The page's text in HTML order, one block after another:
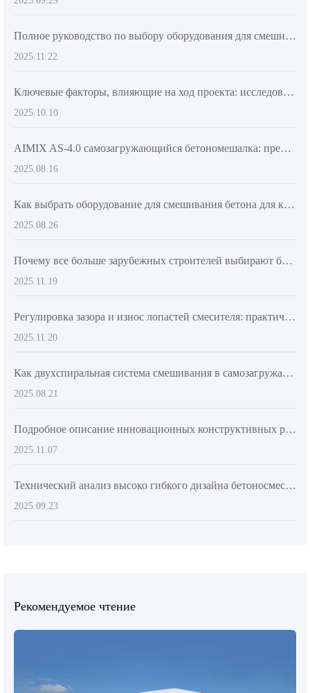
Полное руководство по выбору оборудования для смешивания бетона для частных домов в деревне: практическое пособие по повышению эффективности строительства
2025.11.22
Ключевые факторы, влияющие на ход проекта: исследование в отрасли о гибкости и эффективности выгрузки бетономешалок
2025.10.10
AIMIX AS-4.0 самозагружающийся бетономешалка: преимущества передней кабины и шарнирной рамы
2025.08.16
Как выбрать оборудование для смешивания бетона для крупных и средних строительных проектов? Ключевые факторы и руководство по выбору
2025.08.26
Почему все больше зарубежных строителей выбирают бетоновозы с вращающимся барабаном?
2025.11.19
Регулировка зазора и износ лопастей смесителя: практическое руководство по предотвращению заклинивания и продлению срока службы
2025.11.20
Как двухспиральная система смешивания в самозагружающихся бетоновозах AIMIX повышает эффективность строительства крупных объектов
2025.08.21
Подробное описание инновационных конструктивных решений и преимуществ разгрузки самозагружаемого бетономешалки AIMIX AS - 4.5
2025.11.07
Технический анализ высоко гибкого дизайна бетоносмесительного автомобиля для повышения эффективности бетонирования
2025.09.23
Рекомендуемое чтение